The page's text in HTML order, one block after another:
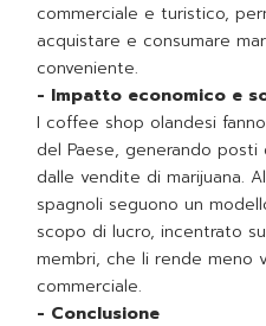
commerciale e turistico,
acquistare e consumare
conveniente.
- Impatto economico e
I coffee shop olandesi
del Paese, generando
dalle vendite di marijuana.
spagnoli seguono un
scopo di lucro, incentrato
membri, che li rende meno
commerciale.
- Conclusione